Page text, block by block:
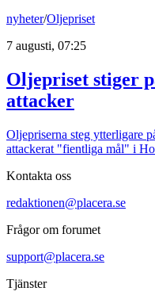
nyheter/Oljepriset
7 augusti, 07:25
Oljepriset stiger
attacker
Oljepriserna steg ytterligare
attackerat "fientliga mål" i
Kontakta oss
redaktionen@placera.se
Frågor om forumet
support@placera.se
Tjänster